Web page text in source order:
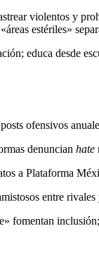
violentos y
estériles»
educa desde
ofensivos
denuncian hate
a Plataforma
entre
fomentan